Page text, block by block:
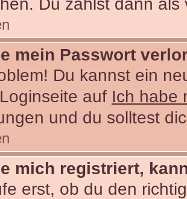
mein Passwort
Du kannst ein
auf Ich habe
und du solltest
mich registriert,
erst, ob du den